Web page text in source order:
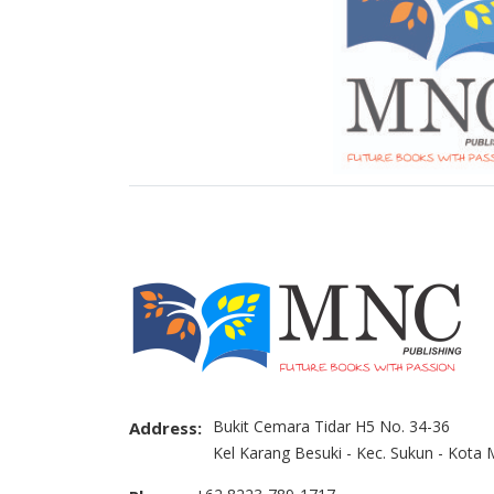
Address: Bukit Cemara Tidar H5 No. 34-36
Kel Karang Besuki - Kec. Sukun - Kota